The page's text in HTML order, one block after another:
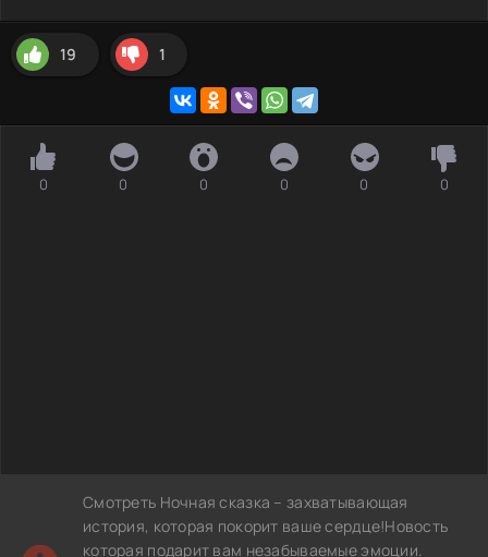
19 1
0 0 0 0 0 0
Смотреть Ночная сказка – захватывающая
история, которая покорит ваше сердце!Новость
которая подарит вам незабываемые эмоции.